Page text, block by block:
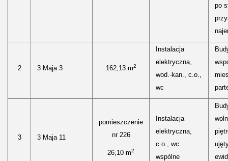
po
2 3 Maja 3 162,13 m2
Instalacja
elektryczna,
wod.-kan., c.o.,
wc
3 3 Maja 11
pomieszczenie
nr 226
26,10 m2
Instalacja
elektryczna,
c.o., wc
wspólne